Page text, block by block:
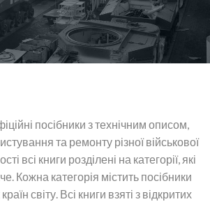
посібники з технічним описом,
та ремонту різної військової
всі книги розділені на категорії, які
Кожна категорія містить посібники
світу. Всі книги взяті з відкритих